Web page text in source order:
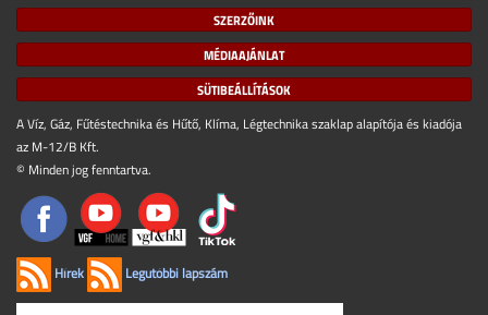
SZERZŐINK
MÉDIAAJÁNLAT
SÜTIBEÁLLÍTÁSOK
A Víz, Gáz, Fűtéstechnika és Hűtő, Klíma, Légtechnika szaklap alapítója és kiadója
az M-12/B Kft.
© Minden jog fenntartva.
Hírek Legutóbbi lapszám